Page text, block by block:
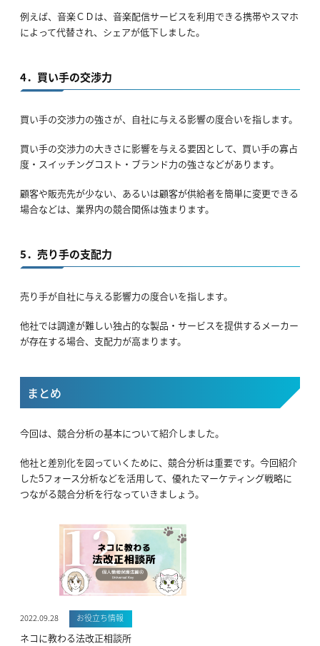
例えば、音楽ＣＤは、音楽配信サービスを利用できる携帯やスマホ
によって代替され、シェアが低下しました。
4．買い手の交渉力
買い手の交渉力の強さが、自社に与える影響の度合いを指します。
買い手の交渉力の大きさに影響を与える要因として、買い手の寡占
度・スイッチングコスト・ブランド力の強さなどがあります。
顧客や販売先が少ない、あるいは顧客が供給者を簡単に変更できる
場合などは、業界内の競合関係は強まります。
5．売り手の支配力
売り手が自社に与える影響力の度合いを指します。
他社では調達が難しい独占的な製品・サービスを提供するメーカー
が存在する場合、支配力が高まります。
まとめ
今回は、競合分析の基本について紹介しました。
他社と差別化を図っていくために、競合分析は重要です。今回紹介
した5フォース分析などを活用して、優れたマーケティング戦略に
つながる競合分析を行なっていきましょう。
2022.09.28 お役立ち情報
ネコに教わる法改正相談所